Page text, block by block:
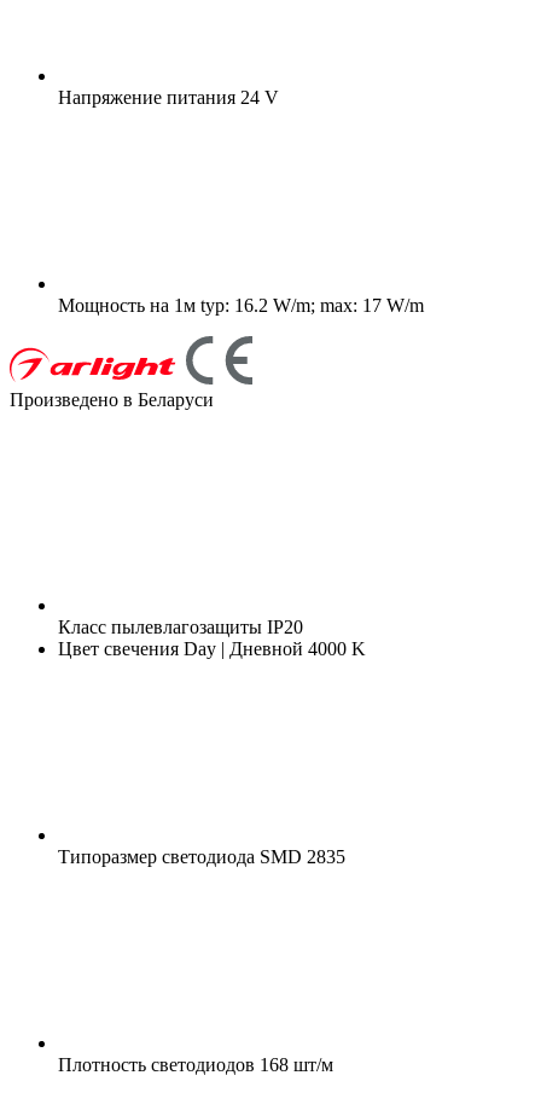
Напряжение питания 24 V
Мощность на 1м typ: 16.2 W/m; max: 17 W/m
Произведено в Беларуси
Класс пылевлагозащиты IP20
Цвет свечения Day | Дневной 4000 K
Типоразмер светодиода SMD 2835
Плотность светодиодов 168 шт/м